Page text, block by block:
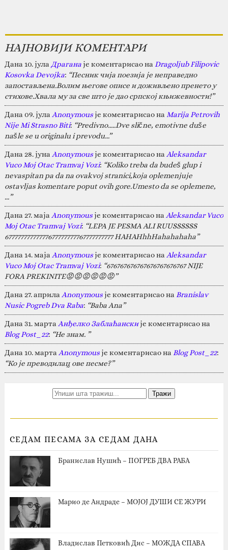
НАЈНОВИЈИ КОМЕНТАРИ
Дана 10. јула Драганаје коментарисао на Dragoljub Filipovic
Kosovka Devojka: “Песник чија поезија је неправедно
запостављена.Волим његове описе и доживљено пренето у
стихове.Хвала му за све што је дао српској књижевности!”
Дана 09. јула Anonymousје коментарисао на Marija Petrovih
Nije Mi Strasno Biti: “Predivno.....Dve slične, emotivne duše
našle se u originalu i prevodu...”
Дана 28. јуна Anonymousје коментарисао на Aleksandar
Vuco Moj Otac Tramvaj Vozi: “Koliko treba da budeš glup i
nevaspitan pa da na ovakvoj stranici,koja oplemenjuje
ostavljas komentare poput ovih gore.Umesto da se oplemene,
…”
Дана 27. маја Anonymousје коментарисао на Aleksandar Vuco
Moj Otac Tramvaj Vozi: “LEPA JE PESMA ALI RUUSSSSSS
67777777777777677777777767777777777 HAHAHhhHahahahaha”
Дана 14. маја Anonymousје коментарисао на Aleksandar
Vuco Moj Otac Tramvaj Vozi: “676767676767676767676767 NIJE
FORA PREKINITE😡😡😡😡😡😡”
Дана 27. априла Anonymousје коментарисао на Branislav
Nusic Pogreb Dva Raba: “Baba Ana”
Дана 31. марта Анђелко Заблаћанскије коментарисао на
Blog Post_22: “Не знам. ”
Дана 10. марта Anonymousје коментарисао на Blog Post_22:
“Ко је преводилац ове песме?”
СЕДАМ ПЕСАМА ЗА СЕДАМ ДАНА
Бранислав Нушић – ПОГРЕБ ДВА РАБА
Марио де Андраде – МОЈОЈ ДУШИ СЕ ЖУРИ
Владислав Петковић Дис – МОЖДА СПАВА